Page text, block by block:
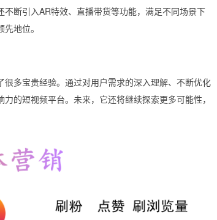
断引入AR特效、直播带货等功能，满足不同场景下
地位。
多宝贵经验。通过对用户需求的深入理解、不断优化
的短视频平台。未来，它还将继续探索更多可能性，